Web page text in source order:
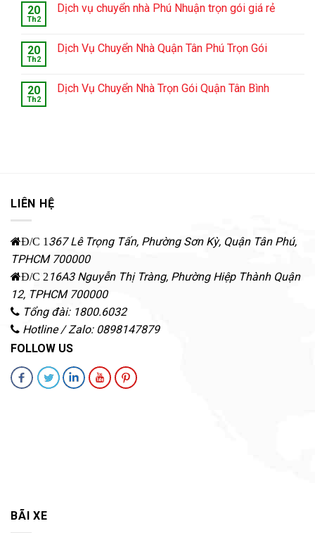
20
Th2
Dịch vụ chuyển nhà Phú Nhuận trọn gói giá rẻ
20
Th2
Dịch Vụ Chuyển Nhà Quận Tân Phú Trọn Gói
20
Th2
Dịch Vụ Chuyển Nhà Trọn Gói Quận Tân Bình
LIÊN HỆ
Đ/C 1 367 Lê Trọng Tấn, Phường Sơn Kỳ, Quận Tân Phú,
TPHCM 700000
Đ/C 2 16A3 Nguyễn Thị Tràng, Phường Hiệp Thành Quận
12, TPHCM 700000
Tổng đài: 1800.6032
Hotline / Zalo: 0898147879
FOLLOW US
BÃI XE